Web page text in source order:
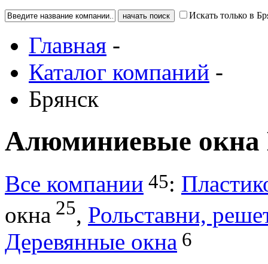
Искать только в
Главная -
Каталог компаний -
Брянск
Алюминиевые окна
Все компании 45:
окна 25, Рольставни,
Деревянные окна 6